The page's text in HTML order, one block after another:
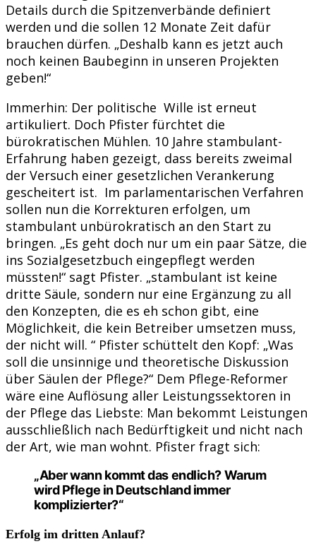
Details durch die Spitzenverbände definiert
werden und die sollen 12 Monate Zeit dafür
brauchen dürfen. „Deshalb kann es jetzt auch
noch keinen Baubeginn in unseren Projekten
geben!“
Immerhin: Der politische Wille ist erneut
artikuliert. Doch Pfister fürchtet die
bürokratischen Mühlen. 10 Jahre stambulant-
Erfahrung haben gezeigt, dass bereits zweimal
der Versuch einer gesetzlichen Verankerung
gescheitert ist. Im parlamentarischen Verfahren
sollen nun die Korrekturen erfolgen, um
stambulant unbürokratisch an den Start zu
bringen. „Es geht doch nur um ein paar Sätze, die
ins Sozialgesetzbuch eingepflegt werden
müssten!“ sagt Pfister. „stambulant ist keine
dritte Säule, sondern nur eine Ergänzung zu all
den Konzepten, die es eh schon gibt, eine
Möglichkeit, die kein Betreiber umsetzen muss,
der nicht will. “ Pfister schüttelt den Kopf: „Was
soll die unsinnige und theoretische Diskussion
über Säulen der Pflege?“ Dem Pflege-Reformer
wäre eine Auflösung aller Leistungssektoren in
der Pflege das Liebste: Man bekommt Leistungen
ausschließlich nach Bedürftigkeit und nicht nach
der Art, wie man wohnt. Pfister fragt sich:
„Aber wann kommt das endlich? Warum
wird Pflege in Deutschland immer
komplizierter?“
Erfolg im dritten Anlauf?